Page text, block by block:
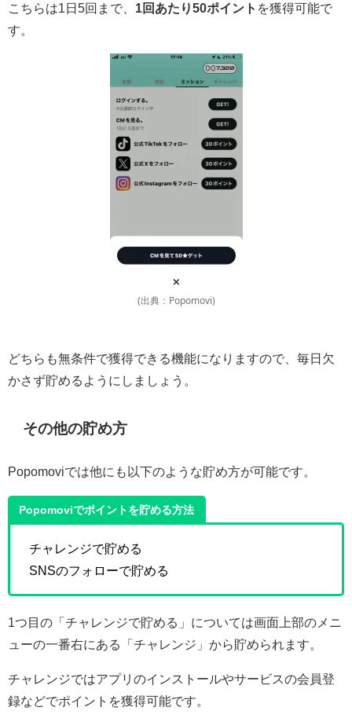
こちらは1日5回まで、 1回あたり50ポイント を獲得可能で
す。
(出典：Popomovi)
どちらも無条件で獲得できる機能になりますので、毎日欠
かさず貯めるようにしましょう。
その他の貯め方
Popomoviでは他にも以下のような貯め方が可能です。
Popomoviでポイントを貯める方法
チャレンジで貯める
SNSのフォローで貯める
1つ目の「チャレンジで貯める」については画面上部のメニ
ューの一番右にある「チャレンジ」から貯められます。
チャレンジではアプリのインストールやサービスの会員登
録などでポイントを獲得可能です。